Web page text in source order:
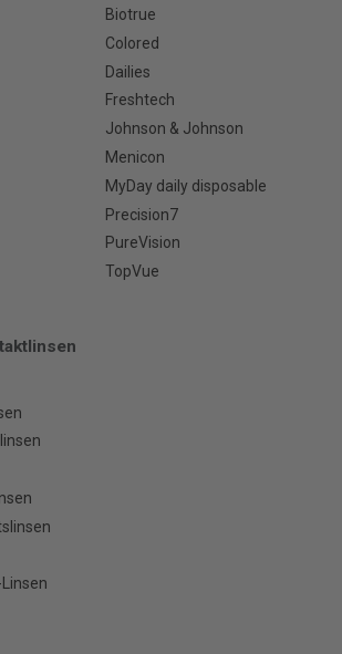
Biotrue
Colored
Dailies
Freshtech
Johnson & Johnson
Menicon
MyDay daily disposable
Precision7
PureVision
TopVue